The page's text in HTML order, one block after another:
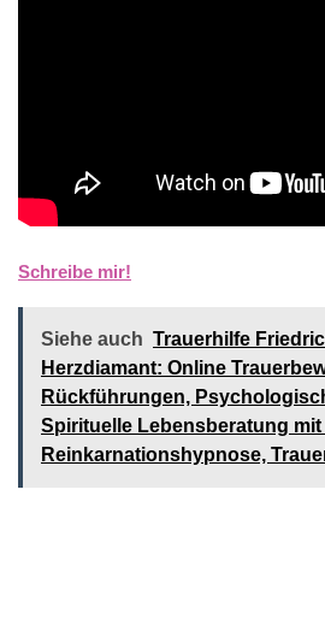
Schreibe mir!
Siehe auch Trauerhilfe
Herzdiamant: Online
Rückführungen,
Spirituelle Lebensberatung
Reinkarnationshypnose,